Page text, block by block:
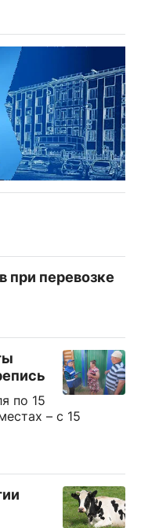
при перевозке
по 15
– с 15